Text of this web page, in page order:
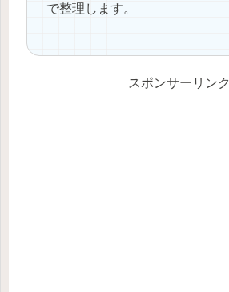
で整理します。
スポンサーリンク